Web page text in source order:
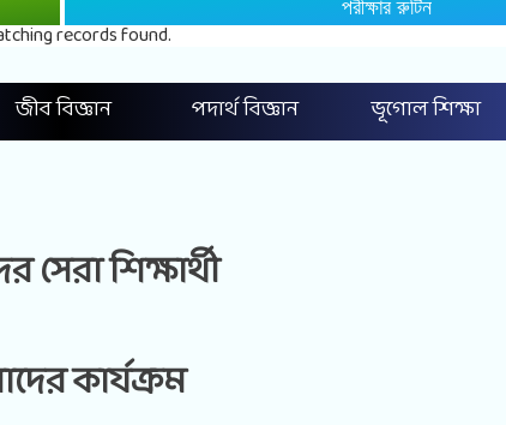
records found.
জীব বিজ্ঞান পদার্থ বিজ্ঞান ভূগোল শিক্ষা
শিক্ষার্থী
কার্যক্রম